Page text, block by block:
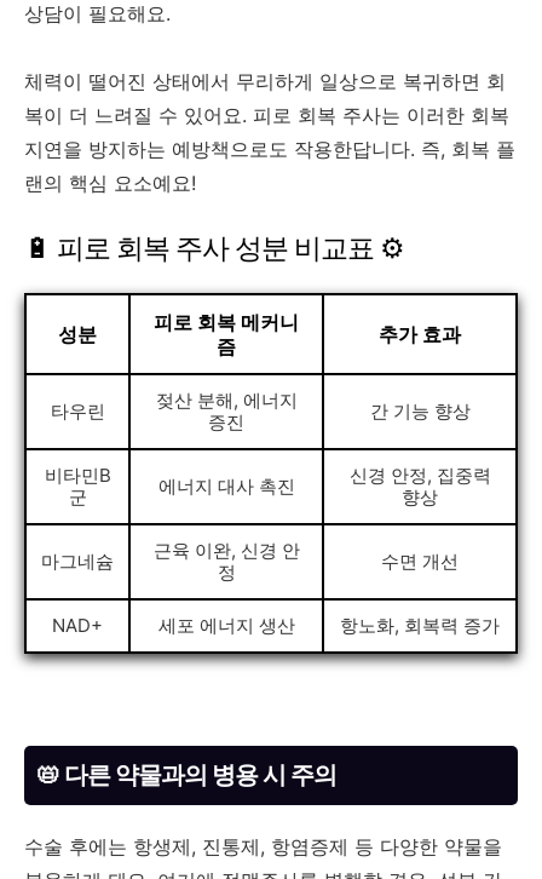
상담이 필요해요.
체력이 떨어진 상태에서 무리하게 일상으로 복귀하면 회
복이 더 느려질 수 있어요. 피로 회복 주사는 이러한 회복
지연을 방지하는 예방책으로도 작용한답니다. 즉, 회복 플
랜의 핵심 요소예요!
🔋 피로 회복 주사 성분 비교표 ⚙️
성분
피로 회복 메커니
즘
추가 효과
타우린
젖산 분해, 에너지
증진
간 기능 향상
비타민B
군
에너지 대사 촉진
신경 안정, 집중력
향상
마그네슘
근육 이완, 신경 안
정
수면 개선
NAD+ 세포 에너지 생산 항노화, 회복력 증가
📛 다른 약물과의 병용 시 주의
수술 후에는 항생제, 진통제, 항염증제 등 다양한 약물을